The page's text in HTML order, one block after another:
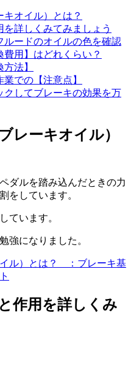
オイル）とは？
詳しくみてみましょう
ルードのオイルの色を確認
用】はどれくらい？
法】
での【注意点】
クしてブレーキの効果を万
レーキオイル）
ダルを踏み込んだときの力
をしています。
ています。
強になりました。
ル）とは？ ：ブレーキ基
作用を詳しくみ